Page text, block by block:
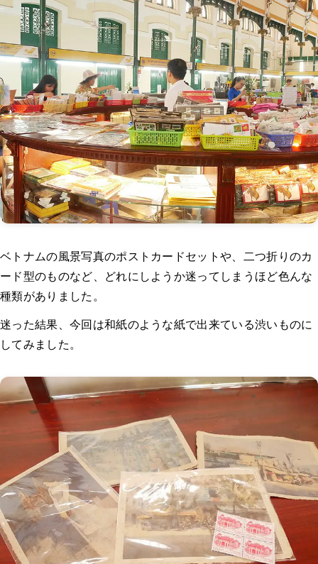
ベトナムの風景写真のポストカードセットや、二つ折りのカ
ード型のものなど、どれにしようか迷ってしまうほど色んな
種類がありました。
迷った結果、今回は和紙のような紙で出来ている渋いものに
してみました。